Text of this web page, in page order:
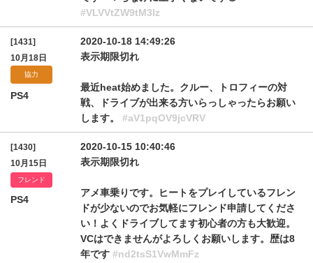
#VLVVtZW9tM3lz
[1431]
10月18日
協力
PS4
2020-10-18 14:49:26
表示期限切れ
最近heat始めました。クルー、トロフィーの対
戦、ドライブが出来る方いらっしゃったらお願い
します。 #aV1pqOV9jcVRV
[1430]
10月15日
フレンド
PS4
2020-10-15 10:40:46
表示期限切れ
アメ車乗りです。ヒートをプレイしているフレン
ドが少ないのでお気軽にフレンド申請してくださ
い！よくドライブしてます初心者の方も大歓迎。
VCはできませんがよろしくお願いします。歴は8
年です #nd2tsS1VwMmFz